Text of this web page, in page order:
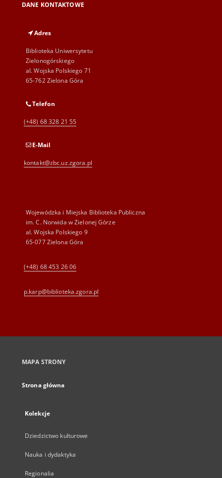
DANE KONTAKTOWE
Adres
Biblioteka Uniwersytetu
Zielonogórskiego
al. Wojska Polskiego 71
65-762 Zielona Góra
Telefon
(+48) 68 328 21 55
E-Mail
kontakt@zbc.uz.zgora.pl
Wojewódzka i Miejska Biblioteka Publiczna
im. C. Norwida w Zielonej Górze
al. Wojska Polskiego 9
65-077 Zielona Góra
(+48) 68 453 26 06
p.karp@biblioteka.zgora.pl
MAPA STRONY
Strona główna
Kolekcje
Dziedzictwo kulturowe
Nauka i dydaktyka
Regionalia